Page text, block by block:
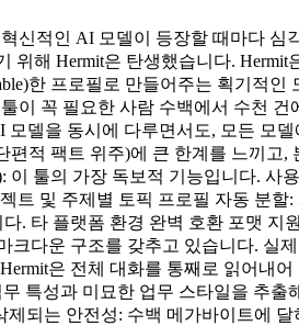
신적인 AI 모델이 등장할 때마다
해 Hermit은 탄생했습니다.
한 프로필로 만들어주는 획기적
꼭 필요한 사람 수백에서 수천
델을 동시에 다루면서도, 모든 모
편적 팩트 위주)에 큰 한계를 느끼
툴의 가장 독보적 기능입니다.
트 및 주제별 토픽 프로필 자동
. 타 플랫폼 환경 완벽 호환 포맷 지
다운 구조를 갖추고 있습니다. 실
은 전체 대화를 통째로 읽어내
특성과 미묘한 업무 스타일을 추
되는 안전성: 수백 메가바이트에